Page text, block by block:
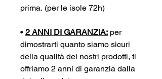
prima. (per le isole 72h)
• 2 ANNI DI GARANZIA: per
dimostrarti quanto siamo sicuri
della qualità dei nostri prodotti, ti
offriamo 2 anni di garanzia dalla